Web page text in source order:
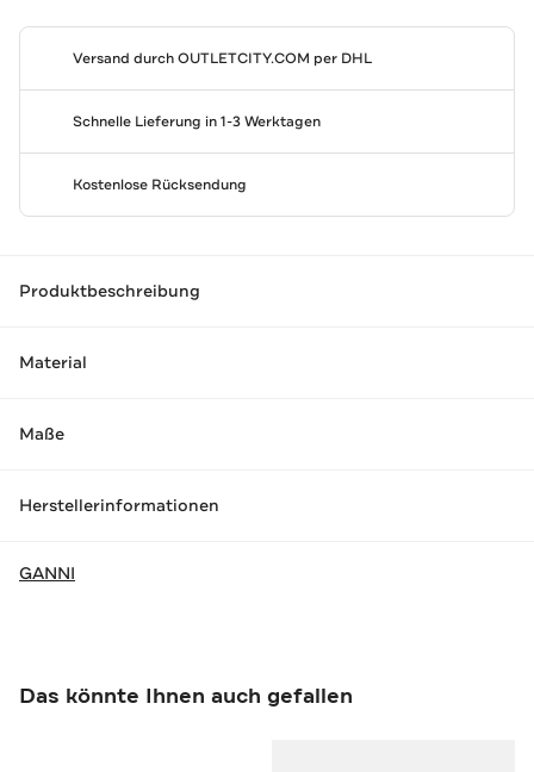
Versand durchOUTLETCITY.COM per DHL
Schnelle Lieferung in 1-3 Werktagen
Kostenlose Rücksendung
Produktbeschreibung
Material
Maße
Herstellerinformationen
GANNI
Das könnte Ihnen auch gefallen